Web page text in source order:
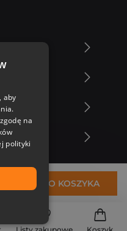
Listy zakupowe Koszyk
DO KOSZYKA
aby
na
polityki